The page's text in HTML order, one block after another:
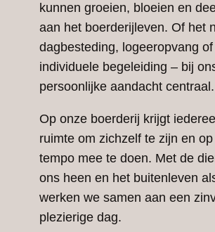
kunnen groeien, bloeien en
aan het boerderijleven. Of het
dagbesteding, logeeropvang of
individuele begeleiding – bij
persoonlijke aandacht centraal.
Op onze boerderij krijgt
ruimte om zichzelf te zijn en
tempo mee te doen. Met de
ons heen en het buitenleven
werken we samen aan een
plezierige dag.